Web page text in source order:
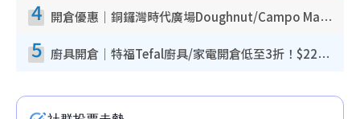
4 開倉優惠｜銅鑼灣時代廣場Doughnut/Campo Marzio開倉低至1折！背囊、書包、手袋劈價$200起
5 廚具開倉｜特福Tefal廚具/家電開倉低至3折！$220起買平底鍋/炒鑊/湯煲！電飯煲/吸塵機/燙斗$418起